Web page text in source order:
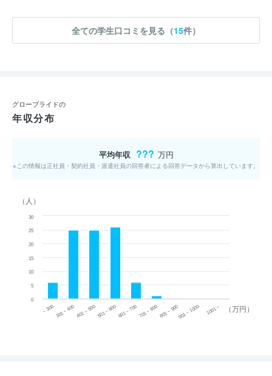
全ての学生口コミを見る（15件）
グローブライドの
年収分布
平均年収 ??? 万円
※この情報は正社員・契約社員・派遣社員の回答者による回答データから算出しています。
（万円）
（人）
~ 300 301 ~ 400 401 ~ 500501 ~ 600601 ~ 700701 ~ 800801 ~ 900901 ~ 1000 1001 ~
0
5
10
15
20
25
30